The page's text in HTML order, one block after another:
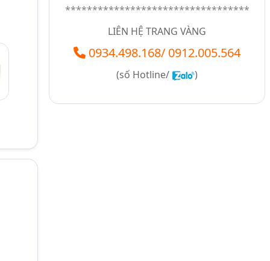
**********************************
LIÊN HỆ TRANG VÀNG
0934.498.168/ 0912.005.564
(số Hotline/ )